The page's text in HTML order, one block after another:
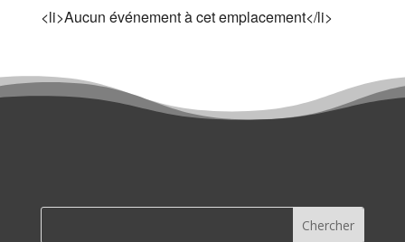
<li>Aucun événement à cet emplacement</li>